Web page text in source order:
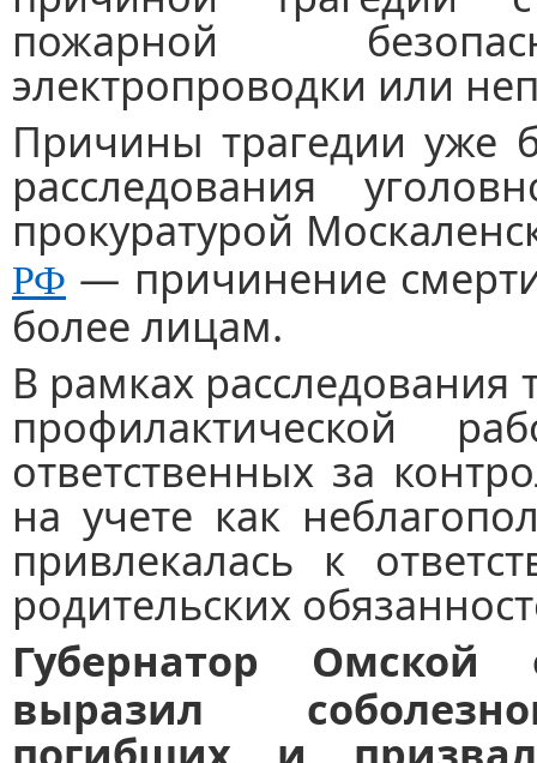
пожарной
электропроводки или
Причины трагедии уже
расследования
прокуратурой
РФ — причинение
более лицам.
В рамках расследования
профилактической
ответственных за
на учете как
привлекалась к
родительских
Губернатор
выразил